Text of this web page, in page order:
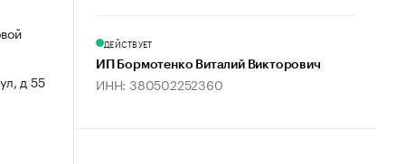
д 55
ДЕЙСТВУЕТ
ИП Бормотенко Виталий Викторович
ИНН: 380502252360